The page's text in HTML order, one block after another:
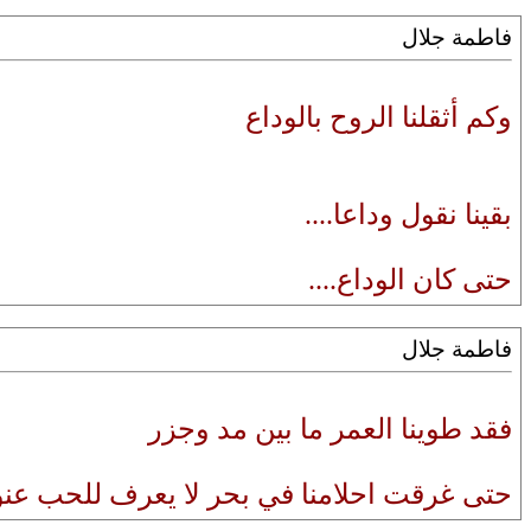
فاطمة جلال
وكم أثقلنا الروح بالوداع
بقينا نقول وداعا....
حتى كان الوداع....
فاطمة جلال
فقد طوينا العمر ما بين مد وجزر
حتى غرقت احلامنا في بحر لا يعرف للحب